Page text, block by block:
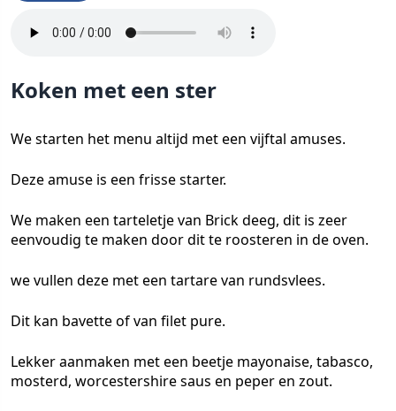
Koken met een ster
We starten het menu altijd met een vijftal amuses.
Deze amuse is een frisse starter.
We maken een tarteletje van Brick deeg, dit is zeer
eenvoudig te maken door dit te roosteren in de oven.
we vullen deze met een tartare van rundsvlees.
Dit kan bavette of van filet pure.
Lekker aanmaken met een beetje mayonaise, tabasco,
mosterd, worcestershire saus en peper en zout.